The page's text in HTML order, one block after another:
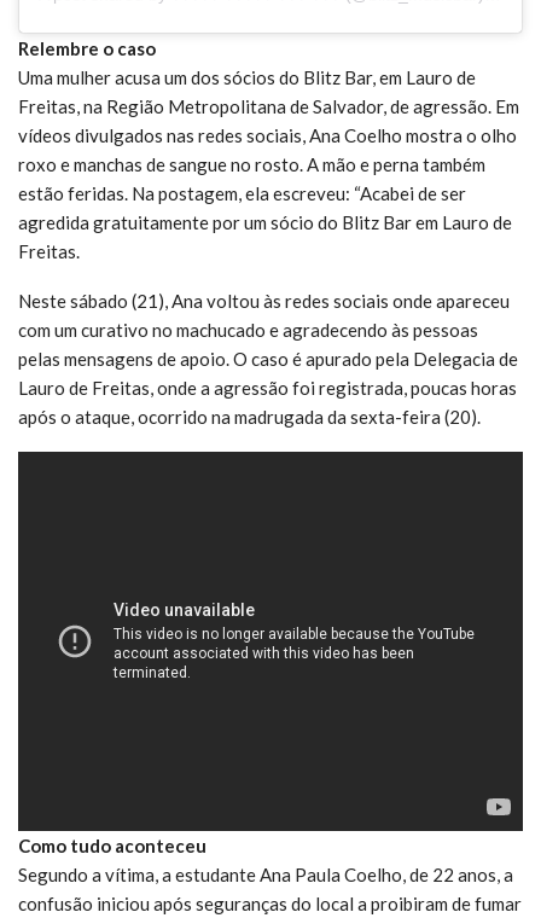
Relembre o caso
Uma mulher acusa um dos sócios do Blitz Bar, em Lauro de
Freitas, na Região Metropolitana de Salvador, de agressão. Em
vídeos divulgados nas redes sociais, Ana Coelho mostra o olho
roxo e manchas de sangue no rosto. A mão e perna também
estão feridas. Na postagem, ela escreveu: “Acabei de ser
agredida gratuitamente por um sócio do Blitz Bar em Lauro de
Freitas.
Neste sábado (21), Ana voltou às redes sociais onde apareceu
com um curativo no machucado e agradecendo às pessoas
pelas mensagens de apoio. O caso é apurado pela Delegacia de
Lauro de Freitas, onde a agressão foi registrada, poucas horas
após o ataque, ocorrido na madrugada da sexta-feira (20).
Como tudo aconteceu
Segundo a vítima, a estudante Ana Paula Coelho, de 22 anos, a
confusão iniciou após seguranças do local a proibiram de fumar